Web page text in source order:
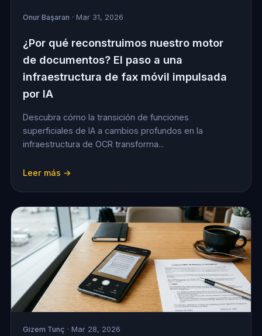
Onur Başaran · Mar 31, 2026
¿Por qué reconstruimos nuestro motor
de documentos? El paso a una
infraestructura de fax móvil impulsada
por IA
Descubra cómo la transición de funciones
superficiales de IA a cambios profundos en la
infraestructura de OCR transforma...
Leer más →
Gizem Tunç · Mar 28, 2026